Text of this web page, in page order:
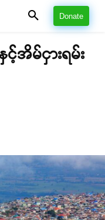
Donate
င့်အိမ်ငှားရမ်း